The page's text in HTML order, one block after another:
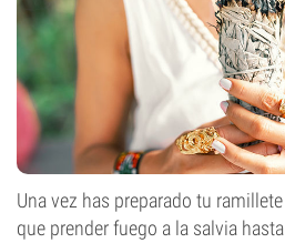
Una vez has preparado tu
que prender fuego a la salvia